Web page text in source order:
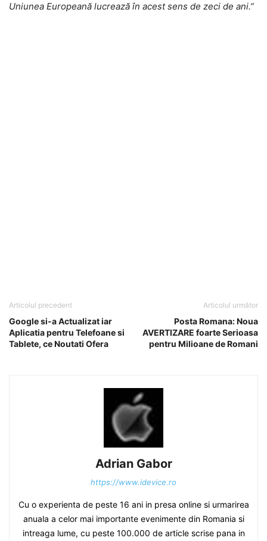
Uniunea Europeană lucrează în acest sens de zeci de ani.”
Articolul precedent
Google si-a Actualizat iar
Aplicatia pentru Telefoane si
Tablete, ce Noutati Ofera
Articolul următor
Posta Romana: Noua
AVERTIZARE foarte Serioasa
pentru Milioane de Romani
Adrian Gabor
https://www.idevice.ro
Cu o experienta de peste 16 ani in presa online si urmarirea
anuala a celor mai importante evenimente din Romania si
intreaga lume, cu peste 100.000 de article scrise pana in